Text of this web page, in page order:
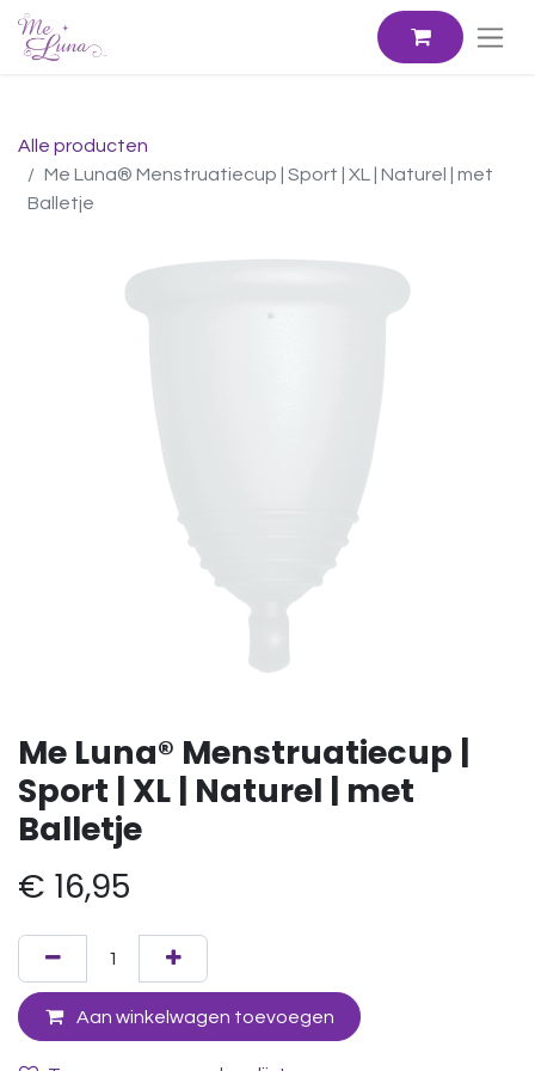
Alle producten
Me Luna® Menstruatiecup | Sport | XL | Naturel | met
Balletje
Me Luna® Menstruatiecup |
Sport | XL | Naturel | met
Balletje
€ 16,95
Aan winkelwagen toevoegen